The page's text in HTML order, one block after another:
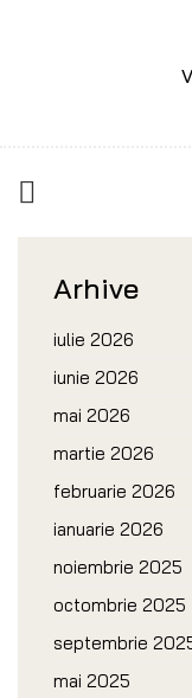
Arhive
iulie 2026
iunie 2026
mai 2026
martie 2026
februarie 2026
ianuarie 2026
noiembrie 2025
octombrie 2025
septembrie
mai 2025